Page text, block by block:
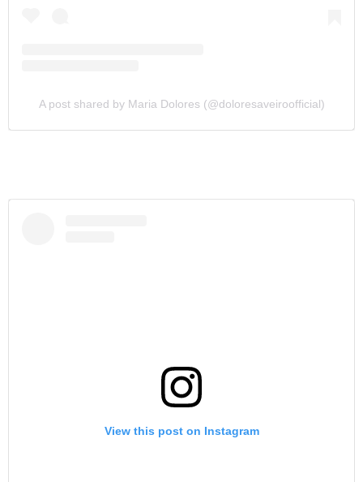
A post shared by Maria Dolores (@doloresaveiroofficial)
View this post on Instagram